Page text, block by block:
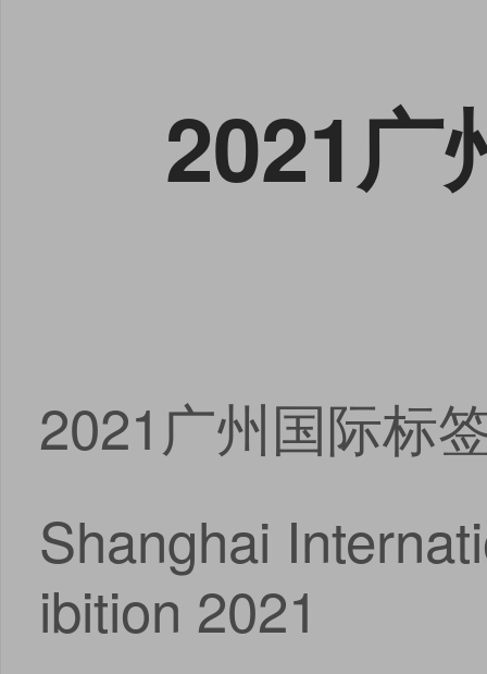
2021广
2021广州国际标
Shanghai
ibition 2021